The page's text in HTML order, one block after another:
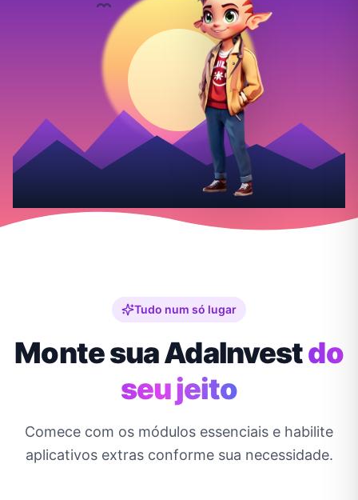
Tudo num só lugar
Monte sua AdaInvestdo
seu jeito
Comece com os módulos essenciais e habilite
aplicativos extras conforme sua necessidade.